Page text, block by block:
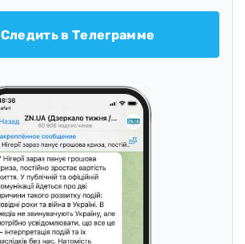
Следить в Телеграмме